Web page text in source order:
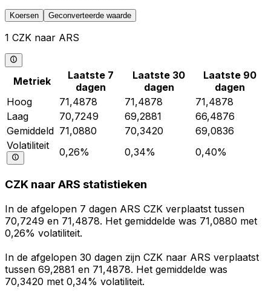
Koersen Geconverteerde waarde
1 CZK naar ARS
Metriek
Laatste 7
dagen
Laatste 30
dagen
Laatste 90
dagen
Hoog
71,4878 71,4878
71,4878
Laag
70,7249 69,2881
66,4876
Gemiddeld 71,0880 70,3420
69,0836
Volatiliteit
0,26% 0,34% 0,40%
CZK naar ARS statistieken
In de afgelopen 7 dagen ARS CZK verplaatst tussen
70,7249 en 71,4878. Het gemiddelde was 71,0880 met
0,26% volatiliteit.
In de afgelopen 30 dagen zijn CZK naar ARS verplaatst
tussen 69,2881 en 71,4878. Het gemiddelde was
70,3420 met 0,34% volatiliteit.